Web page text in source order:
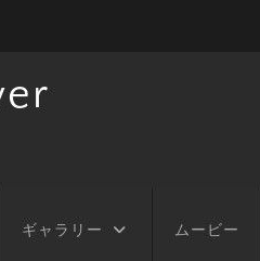
ギャラリー ムービー